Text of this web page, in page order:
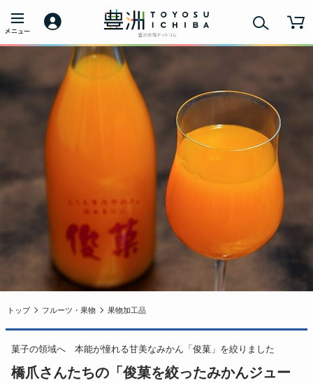
トップ フルーツ・果物 果物加工品
菓子の領域へ 本能が憧れる甘美なみかん「俊菓」を絞りました
橋爪さんたちの「俊菓を絞ったみかんジュー